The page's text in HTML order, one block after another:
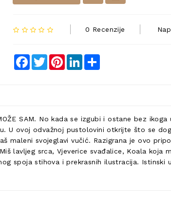
0 Recenzije
Facebook
TwitterPinterestLinkedIn
SAM. No kada se izgubi i ostane bez
ovoj odvažnoj pustolovini otkrijte što se
maleni svojeglavi vučić. Razigrana je ovo
lavljeg srca, Vjeverice svađalice, Koala koja
spoja stihova i prekrasnih ilustracija. Istinski